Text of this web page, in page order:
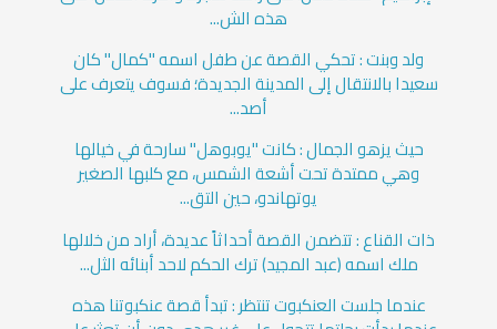
هذه الش...
ولد وبنت : تحكي القصة عن طفل اسمه "كمال" كان
سعيدا بالانتقال إلى المدينة الجديدة؛ فسوف يتعرف على
أصد...
حيث يزهو الجمال : كانت "يوبوهل" سارحة في خيالها
وهي ممتدة تحت أشعة الشمس، مع كلبها الصغير
يوتهاندو، حين التق...
ذات القناع : تتضمن القصة أحداثاً عديدة، أراد من خلالها
ملك اسمه (عبد المجيد) ترك الحكم لاحد أبنائه الثل...
عندما جلست العنكبوت تنتظر : تبدأ قصة عنكبوتنا هذه